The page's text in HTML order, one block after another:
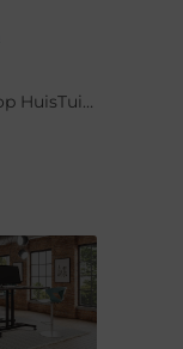
De beste prijs voor bestek vinden op HuisTuinenLiefde.nl